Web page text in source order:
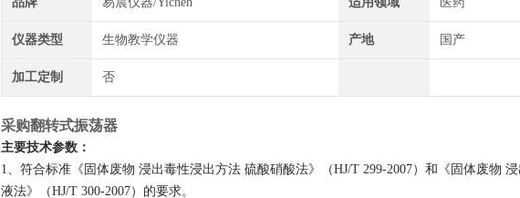
仪器类型 生物教学仪器 产地 国产
加工定制 否
采购翻转式振荡器
主要技术参数：
1、符合标准《固体废物 浸出毒性浸出方法 硫酸硝酸法》（HJ/T 299-2007）和《固体废物
液法》（HJ/T 300-2007）的要求。